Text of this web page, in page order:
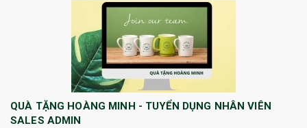
QUÀ TẶNG HOÀNG MINH - TUYỂN DỤNG NHÂN VIÊN
SALES ADMIN